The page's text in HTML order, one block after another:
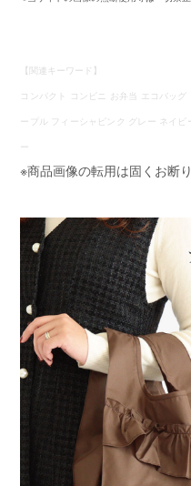
【関連キーワード】
コンパクト コンビニ お弁当 エコバッ
ープル フィーシャピンク グレー ネイ
ー
※商品画像の転用は固くお断